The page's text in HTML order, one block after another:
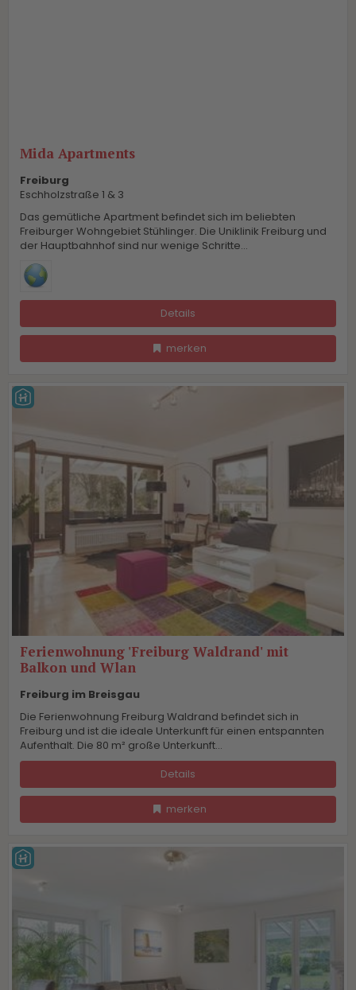
Mida Apartments
Freiburg
Eschholzstraße 1 & 3
Das gemütliche Apartment befindet sich im beliebten
Freiburger Wohngebiet Stühlinger. Die Uniklinik Freiburg und
der Hauptbahnhof sind nur wenige Schritte...
Details
merken
Ferienwohnung 'Freiburg Waldrand' mit
Balkon und Wlan
Freiburg im Breisgau
Die Ferienwohnung Freiburg Waldrand befindet sich in
Freiburg und ist die ideale Unterkunft für einen entspannten
Aufenthalt. Die 80 m² große Unterkunft...
Details
merken